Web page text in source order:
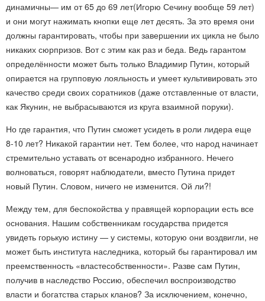
динамичны— им от 65 до 69 лет(Игорю Сечину вообще 59 лет)
и они могут нажимать кнопки еще лет десять. За это время они
должны гарантировать, чтобы при завершении их цикла не было
никаких сюрпризов. Вот с этим как раз и беда. Ведь гарантом
определённости может быть только Владимир Путин, который
опирается на групповую лояльность и умеет культивировать это
качество среди своих соратников (даже отставленные от власти,
как Якунин, не выбрасываются из круга взаимной поруки).
Но где гарантия, что Путин сможет усидеть в роли лидера еще
8-10 лет? Никакой гарантии нет. Тем более, что народ начинает
стремительно уставать от всенародно избранного. Нечего
волноваться, говорят наблюдатели, вместо Путина придет
новый Путин. Словом, ничего не изменится. Ой ли?!
Между тем, для беспокойства у правящей корпорации есть все
основания. Нашим собственникам государства придется
увидеть горькую истину — у системы, которую они воздвигли, не
может быть института наследника, который бы гарантировал им
преемственность «властесобственности». Разве сам Путин,
получив в наследство Россию, обеспечил воспроизводство
власти и богатства старых кланов? За исключением, конечно,